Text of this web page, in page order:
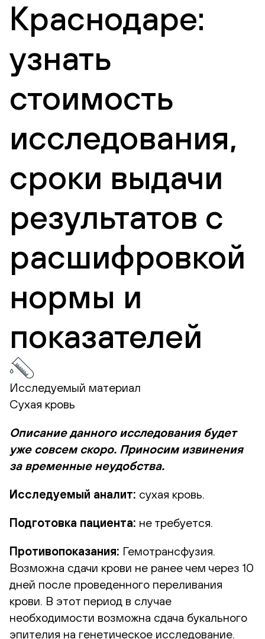
Краснодаре:
узнать
стоимость
исследования,
сроки выдачи
результатов с
расшифровкой
нормы и
показателей
Исследуемый материал
Сухая кровь
Описание данного исследования будет
уже совсем скоро. Приносим извинения
за временные неудобства.
Исследуемый аналит: сухая кровь.
Подготовка пациента: не требуется.
Противопоказания: Гемотрансфузия.
Возможна сдачи крови не ранее чем через 10
дней после проведенного переливания
крови. В этот период в случае
необходимости возможна сдача букального
эпителия на генетическое исследование.